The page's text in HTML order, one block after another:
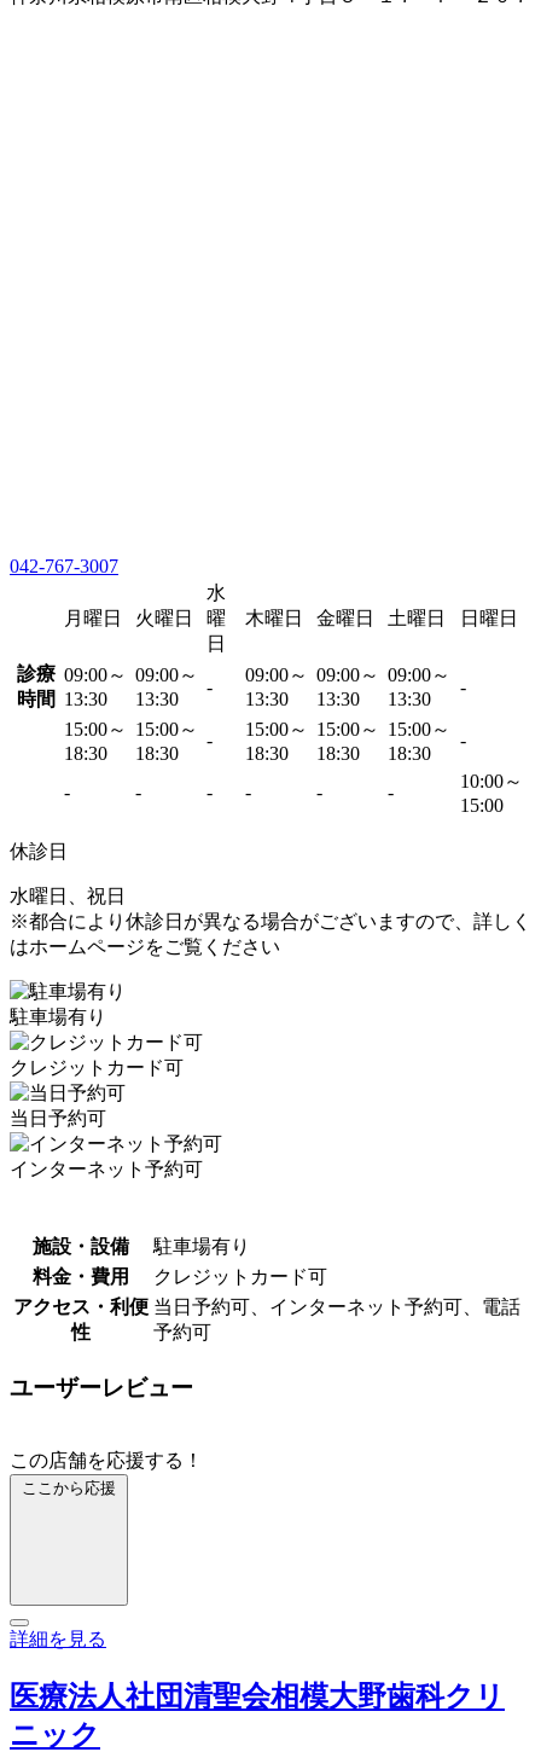
042-767-3007
月曜日 火曜日
水
曜
日
木曜日 金曜日 土曜日 日曜日
診療
時間
09:00～
13:30
09:00～
13:30
-
09:00～
13:30
09:00～
13:30
09:00～
13:30
-
15:00～
18:30
15:00～
18:30
-
15:00～
18:30
15:00～
18:30
15:00～
18:30
-
- - - - - -
10:00～
15:00
休診日
水曜日、祝日
※都合により休診日が異なる場合がございますので、詳しく
はホームページをご覧ください
駐車場有り
クレジットカード可
当日予約可
インターネット予約可
施設・設備
駐車場有り
料金・費用
クレジットカード可
アクセス・利便
性
当日予約可、インターネット予約可、電話
予約可
ユーザーレビュー
この店舗を応援する！
ここから応援
詳細を見る
医療法人社団清聖会相模大野歯科クリ
ニック